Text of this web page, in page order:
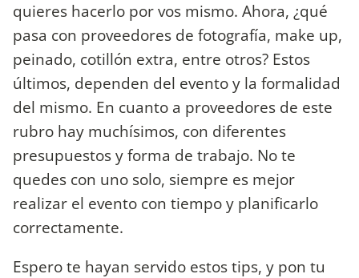
quieres hacerlo por vos mismo. Ahora, ¿qué
pasa con proveedores de fotografía, make up,
peinado, cotillón extra, entre otros? Estos
últimos, dependen del evento y la formalidad
del mismo. En cuanto a proveedores de este
rubro hay muchísimos, con diferentes
presupuestos y forma de trabajo. No te
quedes con uno solo, siempre es mejor
realizar el evento con tiempo y planificarlo
correctamente.
Espero te hayan servido estos tips, y pon tu